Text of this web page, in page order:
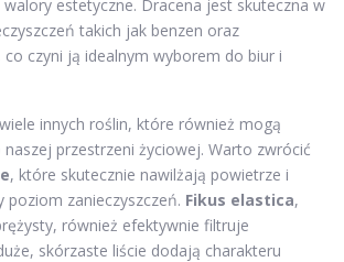
estetyczne. Dracena jest skuteczna w
takich jak benzen oraz
czyni ją idealnym wyborem do biur i
innych roślin, które również mogą
przestrzeni życiowej. Warto zwrócić
, które skutecznie nawilżają powietrze i
poziom zanieczyszczeń. Fikus elastica,
również efektywnie filtruje
skórzaste liście dodają charakteru